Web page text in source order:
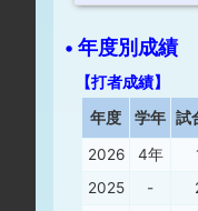
• 年度別成績
【打者成績】
年度 学年 試
2026 4年
2025
-